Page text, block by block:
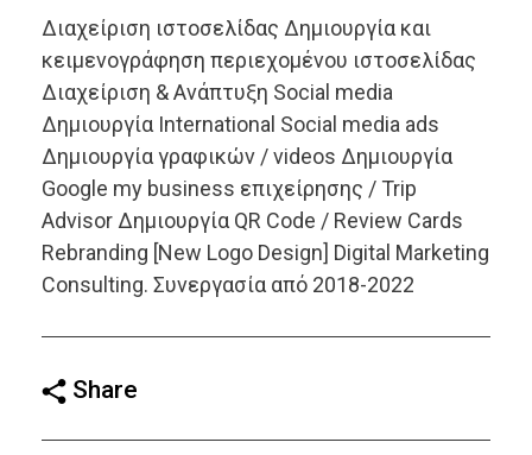
Διαχείριση ιστοσελίδας Δημιουργία και
κειμενογράφηση περιεχομένου ιστοσελίδας
Διαχείριση & Aνάπτυξη Social media
Δημιουργία International Social media ads
Δημιουργία γραφικών / videos Δημιουργία
Google my business επιχείρησης / Trip
Advisor Δημιουργία QR Code / Review Cards
Rebranding [New Logo Design] Digital Marketing
Consulting. Συνεργασία από 2018-2022
Share